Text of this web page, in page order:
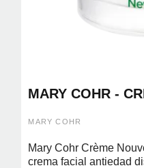
MARY COHR -
MARY COHR
Mary Cohr Crème
crema facial antiedad